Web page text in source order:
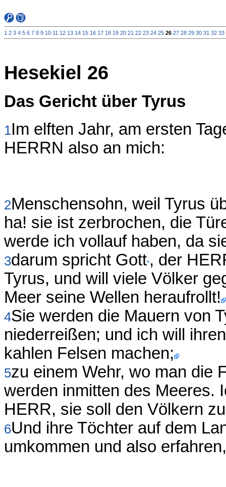
1 2 3 4 5 6 7 8 9 10 11 12 13 14 15 16 17 18 19 20 21 22 23 24 25 26 27 28 29 30 31 32 33
Hesekiel 26
Das Gericht über Tyrus
1Im elften Jahr, am ersten
HERRN also an mich:
2Menschensohn, weil Tyrus
ha! sie ist zerbrochen, die
werde ich vollauf haben, da
3darum spricht Gott , der
Tyrus, und will viele Völker
Meer seine Wellen heraufrollt!
4Sie werden die Mauern von
niederreißen; und ich will
kahlen Felsen machen;
5zu einem Wehr, wo man die
werden inmitten des Meeres.
HERR, sie soll den Völkern
6Und ihre Töchter auf dem
umkommen und also